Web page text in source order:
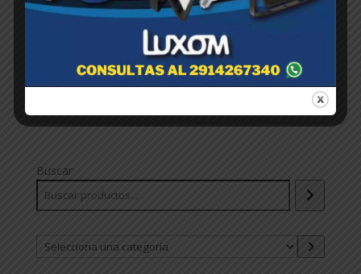
CAJA CEBADERA Importada- (SUP. OFERTA) -
ROGUARD-
Buscar
Selecciona
una